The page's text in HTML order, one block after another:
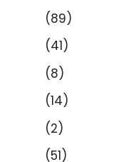
(89)
(41)
(8)
(14)
(2)
(51)